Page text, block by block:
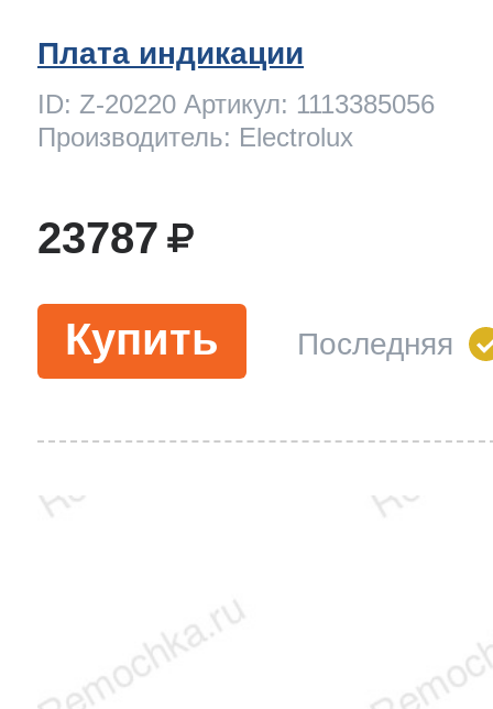
Плата индикации
ID: Z-20220 Артикул: 1113385056
Производитель: Electrolux
23787
Купить Последняя